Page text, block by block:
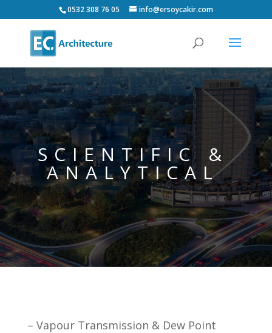
0532 308 76 05 info@ersoycakir.com
SCIENTIFIC &
ANALYTICAL
– Vapour Transmission & Dew Point